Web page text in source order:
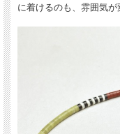
す。
に着けるのも、雰囲気が